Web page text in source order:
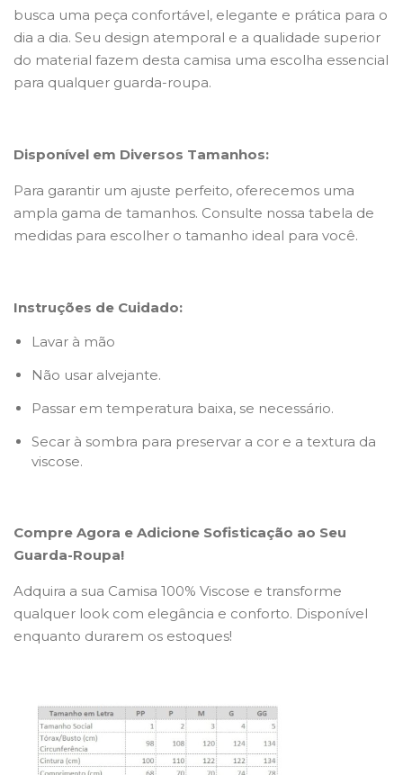
busca uma peça confortável, elegante e prática para o
dia a dia. Seu design atemporal e a qualidade superior
do material fazem desta camisa uma escolha essencial
para qualquer guarda-roupa.
Disponível em Diversos Tamanhos:
Para garantir um ajuste perfeito, oferecemos uma
ampla gama de tamanhos. Consulte nossa tabela de
medidas para escolher o tamanho ideal para você.
Instruções de Cuidado:
Lavar à mão
Não usar alvejante.
Passar em temperatura baixa, se necessário.
Secar à sombra para preservar a cor e a textura da
viscose.
Compre Agora e Adicione Sofisticação ao Seu
Guarda-Roupa!
Adquira a sua Camisa 100% Viscose e transforme
qualquer look com elegância e conforto. Disponível
enquanto durarem os estoques!